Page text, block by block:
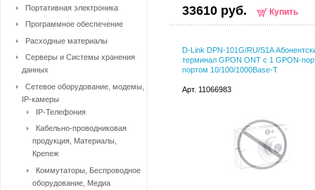
33610 руб. Купить
D-Link DPN-101G/RU/S1A
терминал GPON ONT с 1 GPON-
портом 10/100/1000Base-T
Арт. 11066983
Портативная электроника
Программное обеспечение
Расходные материалы
Серверы и Системы хранения
данных
Сетевое оборудование, модемы,
IP-камеры
IP-Телефония
Кабельно-проводниковая
продукция, Материалы,
Крепеж
Коммутаторы, Беспроводное
оборудование, Медиа